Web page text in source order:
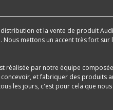
et la vente de produit
mettons un accent très fort
réalisée par notre équipe
et fabriquer des
les jours, c'est pour cela que